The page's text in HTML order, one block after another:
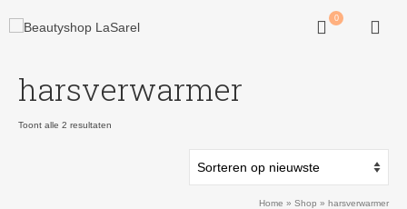
0
harsverwarmer
Toont alle 2 resultaten
Home » Shop » harsverwarmer